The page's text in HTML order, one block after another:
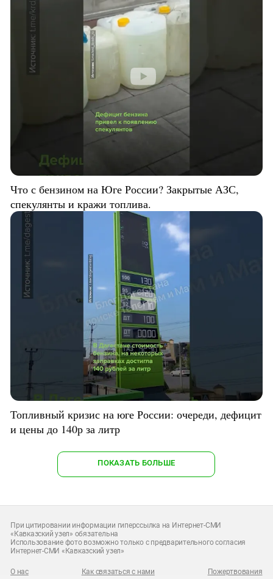
Что с бензином на Юге России? Закрытые АЗС,
спекулянты и кражи топлива.
Топливный кризис на юге России: очереди, дефицит
и цены до 140р за литр
ПОКАЗАТЬ БОЛЬШЕ
При цитировании информации гиперссылка на Интернет-СМИ
«Кавказский узел» обязательна
Использование фото возможно только с предварительного согласия
Интернет-СМИ «Кавказский узел»
О нас Как связаться с нами Пожертвования